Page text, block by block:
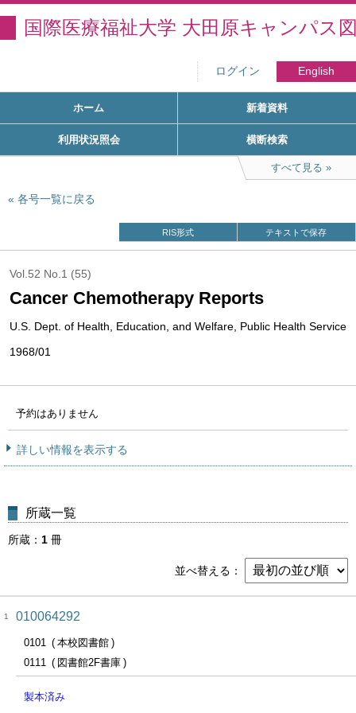
国際医療福祉大学 大田原キャンパス
ログイン English
ホーム 新着資料
利用状況照会 横断検索
すべて見る
各号一覧に戻る
RIS形式 テキストで保存
Vol.52 No.1 (55)
Cancer Chemotherapy Reports
U.S. Dept. of Health, Education, and Welfare, Public Health Service
1968/01
予約はありません
詳しい情報を表示する
所蔵一覧
所蔵 1 冊
並べ替える
1 010064292
0101
本校図書館
0111
図書館2F書庫
製本済み